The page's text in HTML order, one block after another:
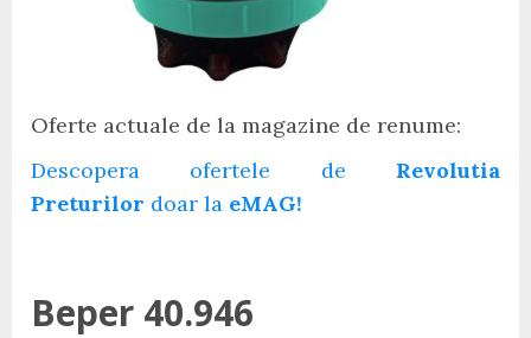
Oferte actuale de la magazine de renume:
Descopera ofertele de Revolutia
Preturilor doar la eMAG!
Beper 40.946